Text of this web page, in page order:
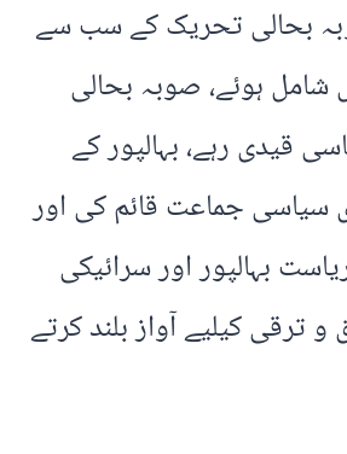
بحالی تحریک کے سب سے
شامل ہوئے، صوبہ بحالی
قیدی رہے، بہالپور کے
سیاسی جماعت قائم کی اور
بہالپور اور سرائیکی
کیلیے آواز بلند کرتے